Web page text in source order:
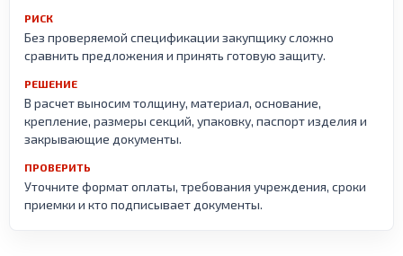
РИСК
Без проверяемой спецификации закупщику сложно
сравнить предложения и принять готовую защиту.
РЕШЕНИЕ
В расчет выносим толщину, материал, основание,
крепление, размеры секций, упаковку, паспорт изделия и
закрывающие документы.
ПРОВЕРИТЬ
Уточните формат оплаты, требования учреждения, сроки
приемки и кто подписывает документы.